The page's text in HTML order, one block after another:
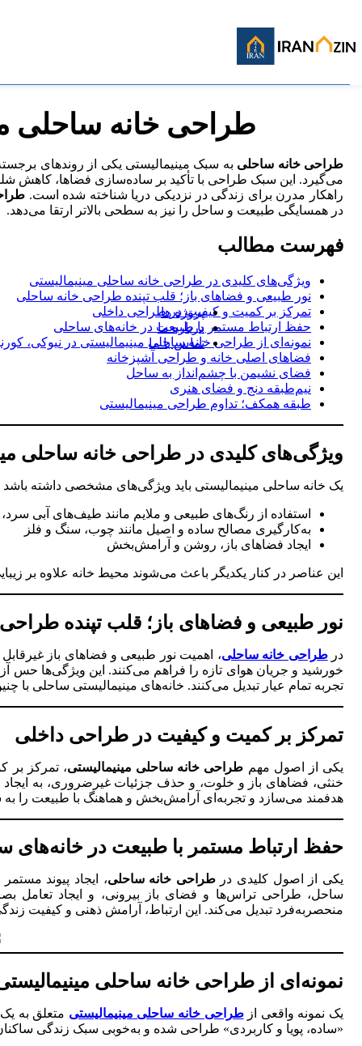
پروژه ها
درباره ما
تماس با ما
طراحی خانه ساحلی
طراحی خانه ساحلی به سبک مینیمالیستی یکی از روندهای
می‌گیرد. این سبک طراحی با تأکید بر ساده‌سازی فضاها، کاهش
راهکار مدرن برای زندگی در نزدیکی دریا شناخته شده است.
در همسایگی طبیعت و ساحل را نیز به سطحی بالاتر ارتقا می‌دهد.
فهرست مطالب
ویژگی‌های کلیدی در طراحی خانه ساحلی مینیمالیستی
نور طبیعی و فضاهای باز؛ قلب تپنده طراحی خانه ساحلی
تمرکز بر کمیت و کیفیت در طراحی داخلی
حفظ ارتباط مستمر با طبیعت در خانه‌های ساحلی
نمونه‌ای از طراحی خانه ساحلی مینیمالیستی در نیوکی،
فضاهای اصلی خانه و طراحی آشپزخانه
فضای نشیمن با چشم‌انداز به ساحل
نیم‌طبقه دنج و فضای هنری
طبقه همکف؛ تداوم طراحی مینیمالیستی
ویژگی‌های کلیدی در طراحی خانه ساحلی
یک خانه ساحلی مینیمالیستی باید ویژگی‌های مشخصی داشته
استفاده از رنگ‌های طبیعی و ملایم مانند طیف‌های آبی
به‌کارگیری مصالح ساده و اصیل مانند چوب، سنگ و فلز
ایجاد فضاهای باز، روشن و آرامش‌بخش
این عناصر در کنار یکدیگر باعث می‌شوند محیط خانه علاوه بر
نور طبیعی و فضاهای باز؛ قلب تپنده
درطراحی خانه ساحلی، اهمیت نور طبیعی و فضاهای باز
خورشید و جریان هوای تازه را فراهم می‌کنند. این ویژگی‌ها حس
تجربه تمام عیار تبدیل می‌کنند. خانه‌های مینیمالیستی ساحلی
تمرکز بر کمیت و کیفیت در طراحی داخلی
یکی از اصول مهم طراحی خانه ساحلی مینیمالیستی، تمرکز بر
خنثی، فضاهای باز و خلوت، و حذف جزئیات غیرضروری، به
هدفمند می‌سازد و تجربه‌ای آرامش‌بخش و هماهنگ با طبیعت را به
حفظ ارتباط مستمر با طبیعت در خانه‌های
یکی از اصول کلیدی درطراحی خانه ساحلی، ایجاد پیوند
ساحل، طراحی تراس‌ها و فضای باز بیرونی، و ایجاد تعامل
منحصربه‌فرد تبدیل می‌کند. این ارتباط، آرامش ذهنی و کیفیت
نمونه‌ای از طراحی خانه ساحلی
یک نمونه واقعی ازطراحی خانه ساحلی مینیمالیستی متعلق به
«ساده، پویا و کاربردی» طراحی شده و به‌خوبی سبک زندگی